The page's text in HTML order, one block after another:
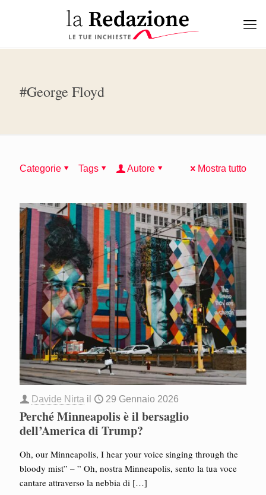
#George Floyd
Categorie Tags Autore Mostra tutto
Davide Nirta il 29 Gennaio 2026
Perché Minneapolis è il bersaglio
dell’America di Trump?
Oh, our Minneapolis, I hear your voice singing through the
bloody mist” – ” Oh, nostra Minneapolis, sento la tua voce
cantare attraverso la nebbia di […]